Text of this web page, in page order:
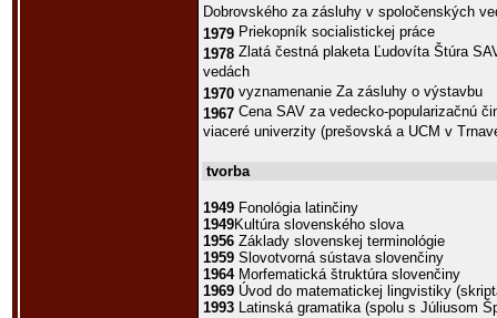
Dobrovského za zásluhy v spoločenských
1979 Priekopník socialistickej práce
1978 Zlatá čestná plaketa Ľudovíta Štúra
vedách
1970 vyznamenanie Za zásluhy o výstavbu
1967 Cena SAV za vedecko-popularizačnú
viaceré univerzity (prešovská a UCM v
tvorba
1949 Fonológia latinčiny
1949Kultúra slovenského slova
1956 Základy slovenskej terminológie
1959 Slovotvorná sústava slovenčiny
1964Morfematická štruktúra slovenčiny
1969 Úvod do matematickej lingvistiky
1993 Latinská gramatika (spolu s Júliusom